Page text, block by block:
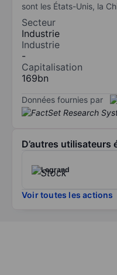
sont les États-Unis, la
Secteur
Industrie
Industrie
-
Capitalisation
169bn
Données fournies par
D’autres utilisateurs
Legrand
Voir toutes les actions